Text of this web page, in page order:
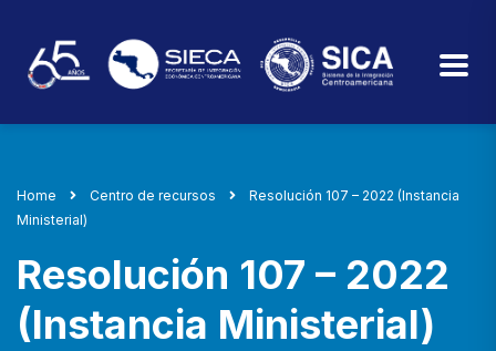
Home Centro de recursos
Resolución 107 – 2022 (Instancia
Ministerial)
Resolución 107 – 2022
(Instancia Ministerial)